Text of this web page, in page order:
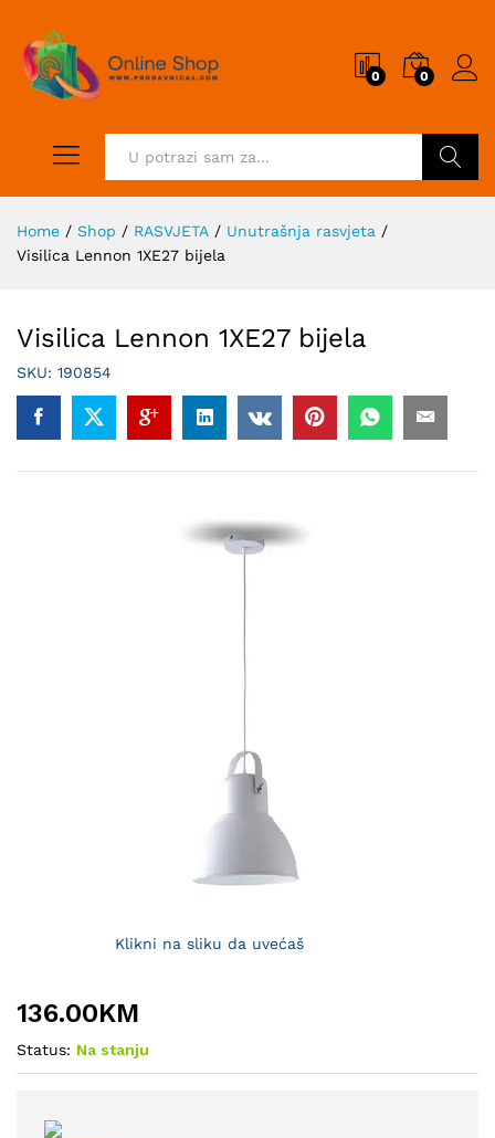
0 0
Home / Shop / RASVJETA / Unutrašnja rasvjeta /
Visilica Lennon 1XE27 bijela
Visilica Lennon 1XE27 bijela
SKU: 190854
Klikni na sliku da uvećaš
136.00KM
Status: Na stanju